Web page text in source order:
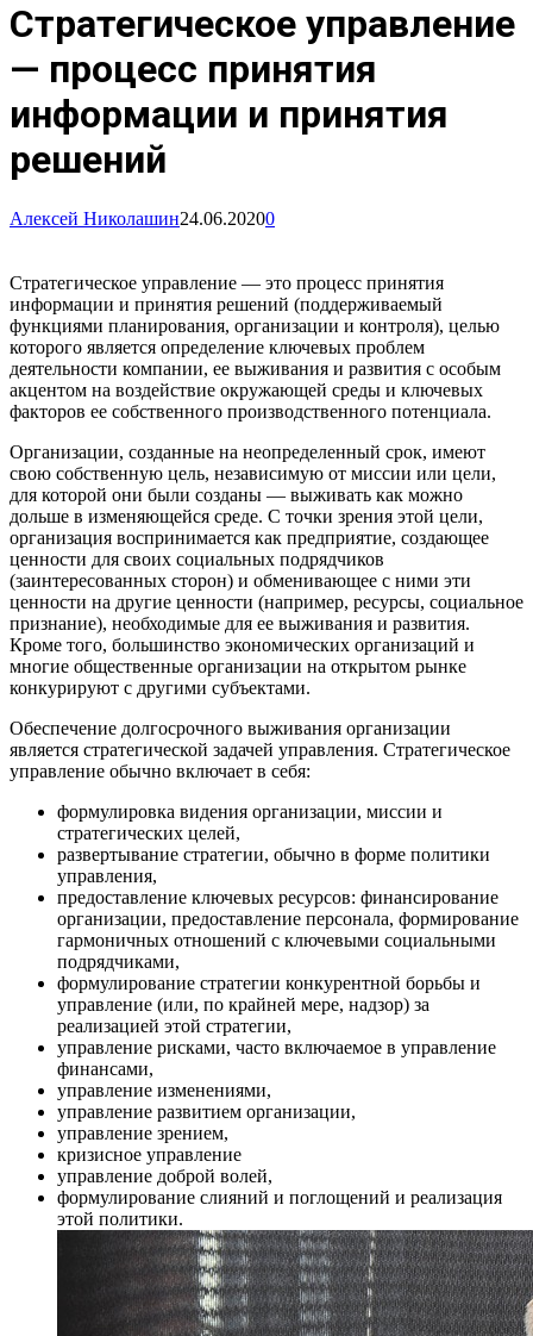
Стратегическое управление
— процесс принятия
информации и принятия
решений
Алексей Николашин24.06.20200
Стратегическое управление — это процесс принятия
информации и принятия решений (поддерживаемый
функциями планирования, организации и контроля), целью
которого является определение ключевых проблем
деятельности компании, ее выживания и развития с особым
акцентом на воздействие окружающей среды и ключевых
факторов ее собственного производственного потенциала.
Организации, созданные на неопределенный срок, имеют
свою собственную цель, независимую от миссии или цели,
для которой они были созданы — выживать как можно
дольше в изменяющейся среде. С точки зрения этой цели,
организация воспринимается как предприятие, создающее
ценности для своих социальных подрядчиков
(заинтересованных сторон) и обменивающее с ними эти
ценности на другие ценности (например, ресурсы, социальное
признание), необходимые для ее выживания и развития.
Кроме того, большинство экономических организаций и
многие общественные организации на открытом рынке
конкурируют с другими субъектами.
Обеспечение долгосрочного выживания организации
является стратегической задачей управления. Стратегическое
управление обычно включает в себя:
формулировка видения организации, миссии и
стратегических целей,
развертывание стратегии, обычно в форме политики
управления,
предоставление ключевых ресурсов: финансирование
организации, предоставление персонала, формирование
гармоничных отношений с ключевыми социальными
подрядчиками,
формулирование стратегии конкурентной борьбы и
управление (или, по крайней мере, надзор) за
реализацией этой стратегии,
управление рисками, часто включаемое в управление
финансами,
управление изменениями,
управление развитием организации,
управление зрением,
кризисное управление
управление доброй волей,
формулирование слияний и поглощений и реализация
этой политики.